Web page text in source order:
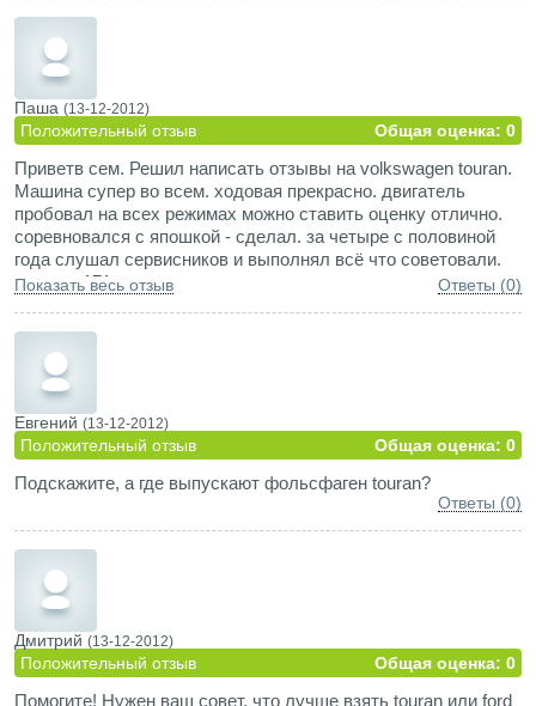
компактным, но внутри он просторный, даже не верилось,
когда в первый раз за руль сел. Есть большое количество
всяких полочек и ящичков, и между кресел, и под ними, и на
полу, и на торпеде, и даже на потолке. Задние кресла можно
демонтировать за пару минут, так что выходит огромный
багажник, в котором при желании можно перевезти шкаф. Ну
и движок на 110 сил с двумя литрами и автоматом на 6
передач очень хорош, машина рвется вперед на
светофорах.
Паша (13-12-2012)
Положительный отзыв Общая оценка: 0
Приветв сем. Решил написать отзывы на volkswagen touran.
Машина супер во всем. ходовая прекрасно. двигатель
пробовал на всех режимах можно ставить оценку отлично.
соревновался с япошкой - сделал. за четыре с половиной
года слушал сервисников и выполнял всё что советовали.
прошел 171т км
Показать весь отзыв Ответы (0)
Евгений (13-12-2012)
Положительный отзыв Общая оценка: 0
Подскажите, а где выпускают фольсфаген touran?
Ответы (0)
Дмитрий (13-12-2012)
Положительный отзыв Общая оценка: 0
Помогите! Нужен ваш совет, что лучше взять touran или ford